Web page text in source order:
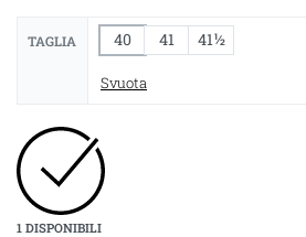
TAGLIA 40 41 41½
Svuota
1 DISPONIBILI